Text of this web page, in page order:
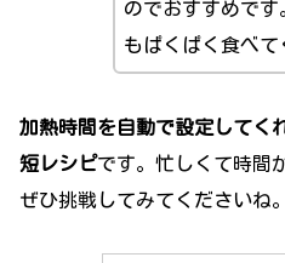
のでおすすめで
もぱくぱく食べて
加熱時間を自動で設定してく
短レシピです。忙しくて時間
ぜひ挑戦してみてくださいね。